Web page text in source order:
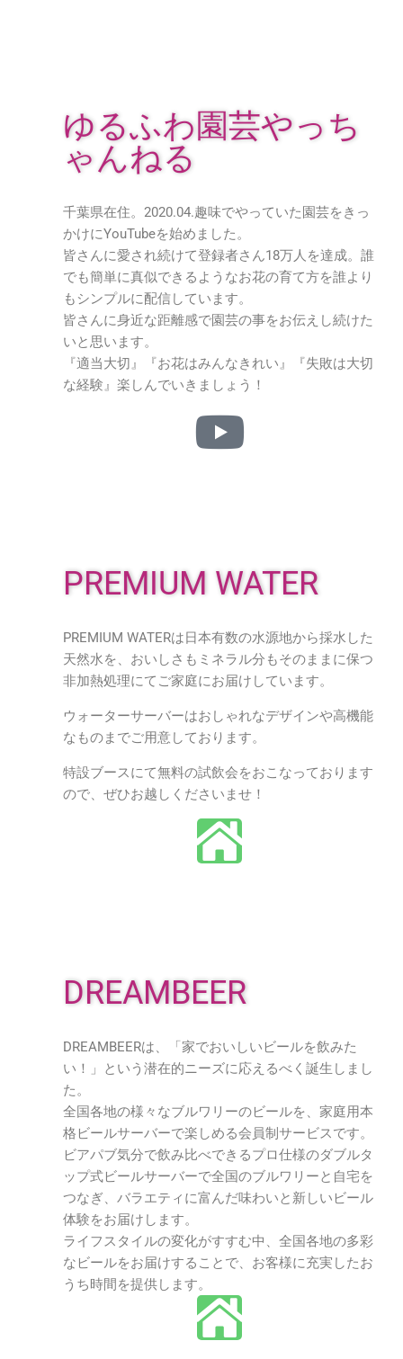
ゆるふわ園芸やっち
ゃんねる
千葉県在住。2020.04.趣味でやっていた園芸をきっ
かけにYouTubeを始めました。
皆さんに愛され続けて登録者さん18万人を達成。誰
でも簡単に真似できるようなお花の育て方を誰より
もシンプルに配信しています。
皆さんに身近な距離感で園芸の事をお伝えし続けた
いと思います。
『適当大切』『お花はみんなきれい』『失敗は大切
な経験』楽しんでいきましょう！
PREMIUM WATER
PREMIUM WATERは日本有数の水源地から採水した
天然水を、おいしさもミネラル分もそのままに保つ
非加熱処理にてご家庭にお届けしています。
ウォーターサーバーはおしゃれなデザインや高機能
なものまでご用意しております。
特設ブースにて無料の試飲会をおこなっております
ので、ぜひお越しくださいませ！
DREAMBEER
DREAMBEERは、「家でおいしいビールを飲みた
い！」という潜在的ニーズに応えるべく誕生しまし
た。
全国各地の様々なブルワリーのビールを、家庭用本
格ビールサーバーで楽しめる会員制サービスです。
ビアパブ気分で飲み比べできるプロ仕様のダブルタ
ップ式ビールサーバーで全国のブルワリーと自宅を
つなぎ、バラエティに富んだ味わいと新しいビール
体験をお届けします。
ライフスタイルの変化がすすむ中、全国各地の多彩
なビールをお届けすることで、お客様に充実したお
うち時間を提供します。